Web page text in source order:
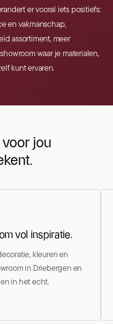
er vooral iets positiefs:
en vakmanschap,
assortiment, meer
waar je materialen,
kunt ervaren.
jou
vol inspiratie.
kleuren en
in Driebergen en
in het echt.